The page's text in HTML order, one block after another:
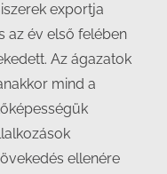
exportja
az év első felében
Az ágazatok
mind a
ellenére